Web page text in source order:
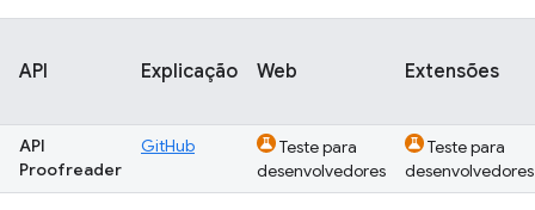
API Explicação Web Extensões
API
Proofreader
GitHub
Teste para
desenvolvedores
Teste para
desenvolvedores